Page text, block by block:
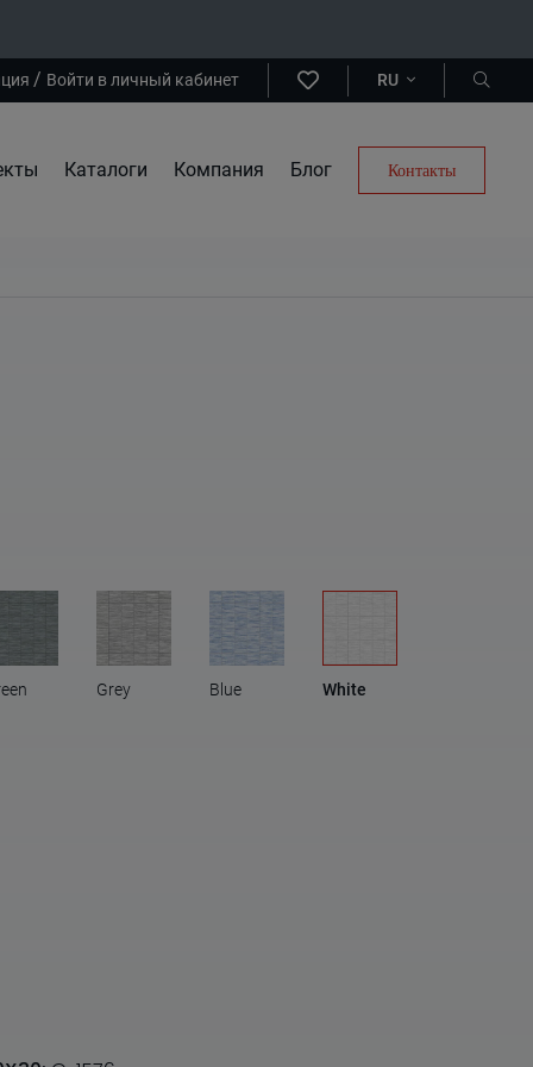
/ Войти в личный кабинет RU
Каталоги Компания Блог Контакты
Grey Blue White